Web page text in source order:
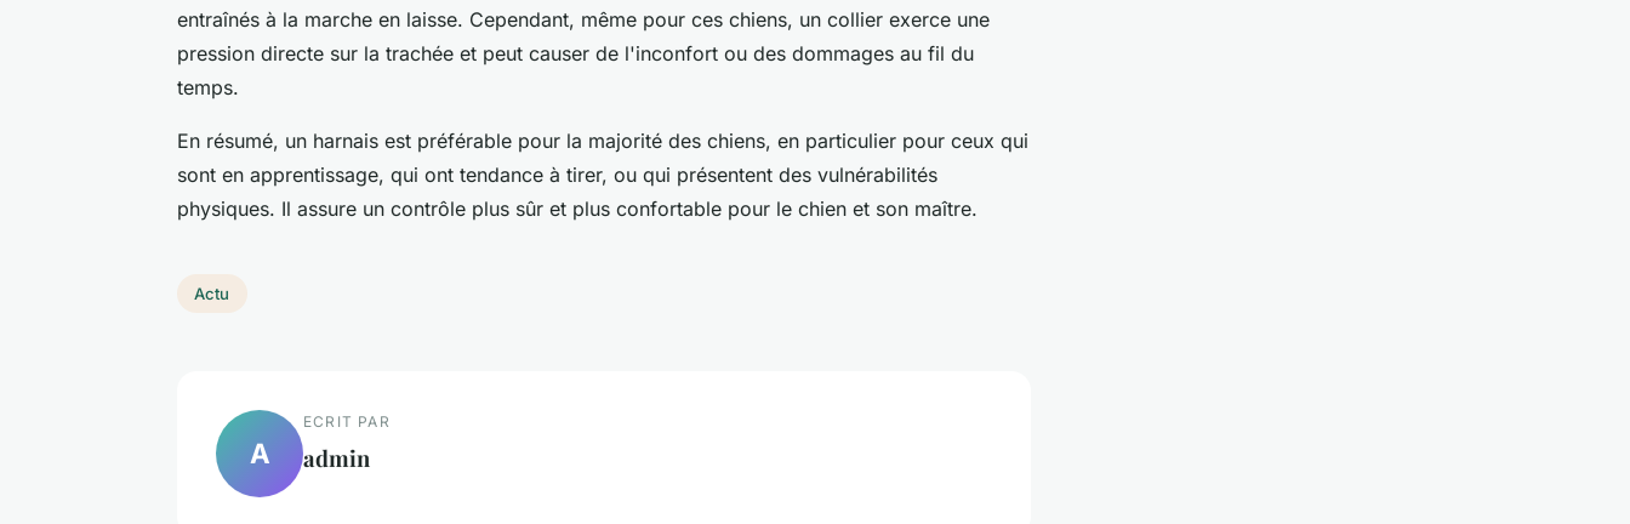
entraînés à la marche en laisse. Cependant, même pour ces chiens, un collier exerce une
pression directe sur la trachée et peut causer de l'inconfort ou des dommages au fil du
temps.
En résumé, un harnais est préférable pour la majorité des chiens, en particulier pour ceux qui
sont en apprentissage, qui ont tendance à tirer, ou qui présentent des vulnérabilités
physiques. Il assure un contrôle plus sûr et plus confortable pour le chien et son maître.
Actu
A
ECRIT PAR
admin